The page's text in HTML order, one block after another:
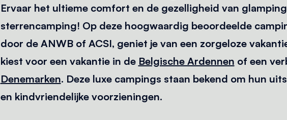
Ervaar het ultieme comfort en de gezelligheid van
sterrencamping! Op deze hoogwaardig beoordeelde
door de ANWB of ACSI, geniet je van een zorgeloze
kiest voor een vakantie in de Belgische Ardennen of een
Denemarken. Deze luxe campings staan bekend om hun
en kindvriendelijke voorzieningen.